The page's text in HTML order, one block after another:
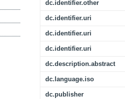
dc.identifier.other
dc.identifier.uri
dc.identifier.uri
dc.identifier.uri
dc.description.abstract
dc.language.iso
dc.publisher